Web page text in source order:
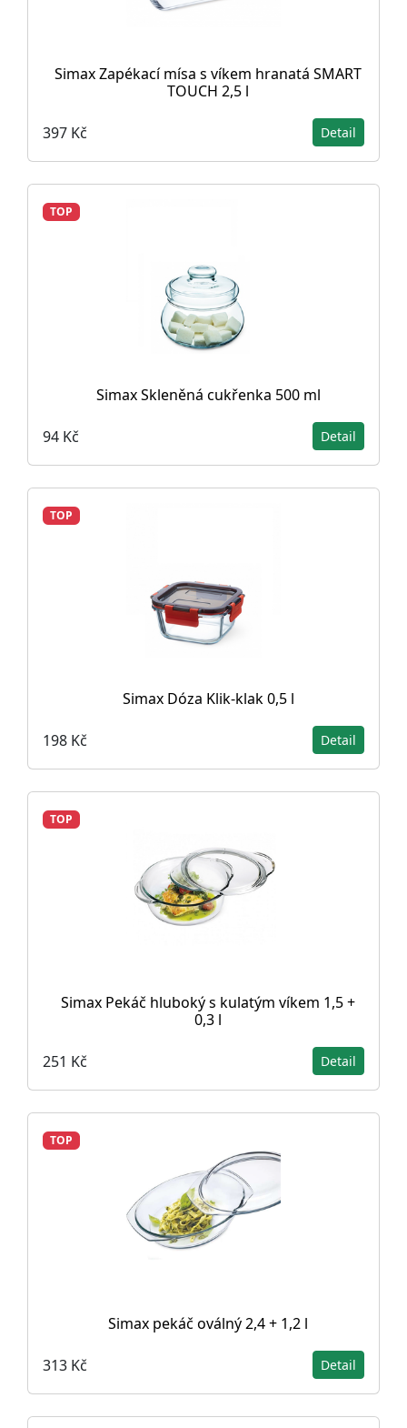
Simax Zapékací mísa s víkem hranatá SMART
TOUCH 2,5 l
397 Kč Detail
TOP
Simax Skleněná cukřenka 500 ml
94 Kč Detail
TOP
Simax Dóza Klik-klak 0,5 l
198 Kč Detail
TOP
Simax Pekáč hluboký s kulatým víkem 1,5 +
0,3 l
251 Kč Detail
TOP
Simax pekáč oválný 2,4 + 1,2 l
313 Kč Detail